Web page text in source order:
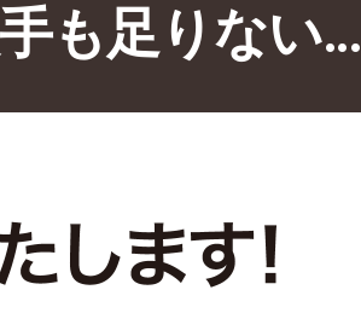
も足りない…